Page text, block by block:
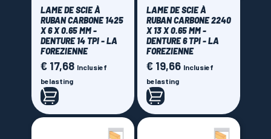
LAME DE SCIE À
RUBAN CARBONE 1425
X 6 X 0.65 MM -
DENTURE 14 TPI - LA
FOREZIENNE
Prijs
€ 17,68 Inclusief
belasting
LAME DE SCIE À
RUBAN CARBONE 2240
X 13 X 0.65 MM -
DENTURE 6 TPI - LA
FOREZIENNE
Prijs
€ 19,66 Inclusief
belasting